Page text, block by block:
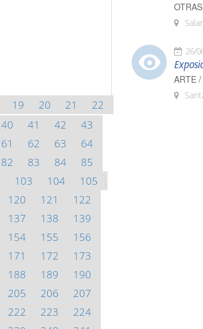
19 20 21
22
40 41 42
43
61 62 63
64
82 83 84
85
103 104
105
120 121
122
137 138
139
154 155
156
171 172
173
188 189
190
205 206
207
222 223
224
26/
ARTE